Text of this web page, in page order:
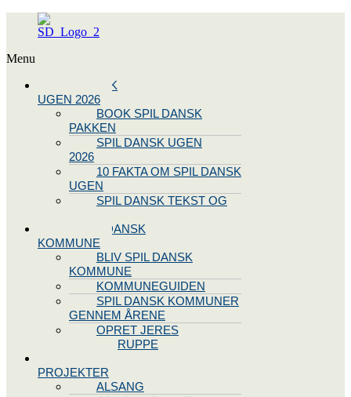
Menu
SPIL DANSK
UGEN 2026
BOOK SPIL DANSK
PAKKEN
SPIL DANSK UGEN
2026
10 FAKTA OM SPIL DANSK
UGEN
SPIL DANSK TEKST OG
BLIV SPIL DANSK
KOMMUNE
BLIV SPIL DANSK
KOMMUNE
KOMMUNEGUIDEN
SPIL DANSK KOMMUNER
GENNEM ÅRENE
OPRET JERES
STYREGRUPPE
PROJEKTER
ALSANG